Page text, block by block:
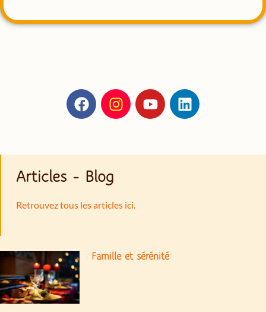
Articles - Blog
Retrouvez tous les articles ici.
Famille et sérénité